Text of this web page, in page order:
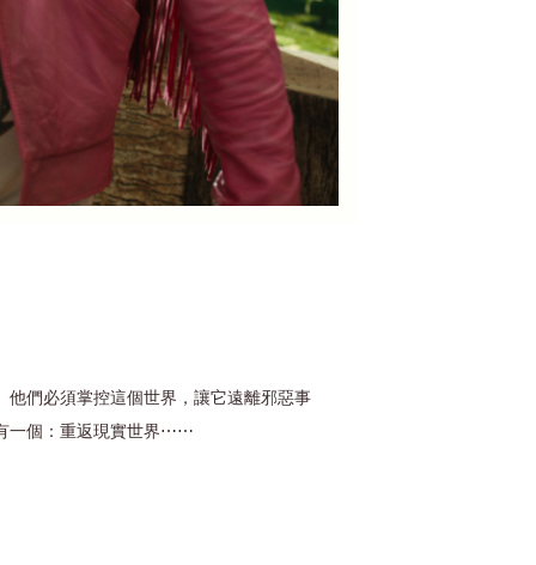
們必須掌控這個世界，讓它遠離邪惡事
一個：重返現實世界⋯⋯